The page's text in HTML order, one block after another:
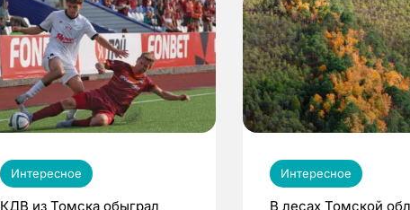
Интересное
КДВ из Томска обыграл
Интересное
В лесах Томской